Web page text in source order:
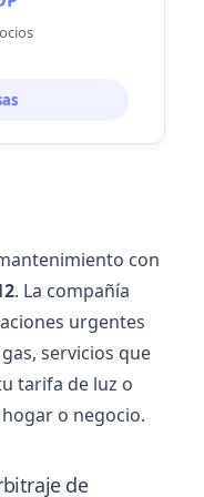
con
. La compañía
urgentes
servicios que
tarifa de luz o
o negocio.
de